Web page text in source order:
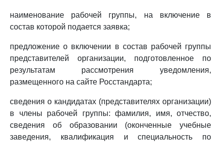
наименование рабочей группы, на включение в
состав которой подается заявка;
предложение о включении в состав рабочей группы
представителей организации, подготовленное по
результатам рассмотрения уведомления,
размещенного на сайте Росстандарта;
сведения о кандидатах (представителях организации)
в члены рабочей группы: фамилия, имя, отчество,
сведения об образовании (оконченные учебные
заведения, квалификация и специальность по